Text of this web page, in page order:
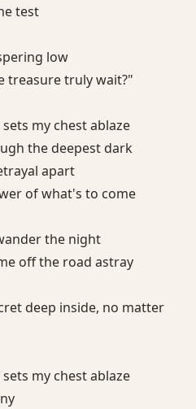
test
low
treasure truly wait?"
my chest ablaze
the deepest dark
apart
of what's to come
the night
off the road astray
deep inside, no matter
my chest ablaze